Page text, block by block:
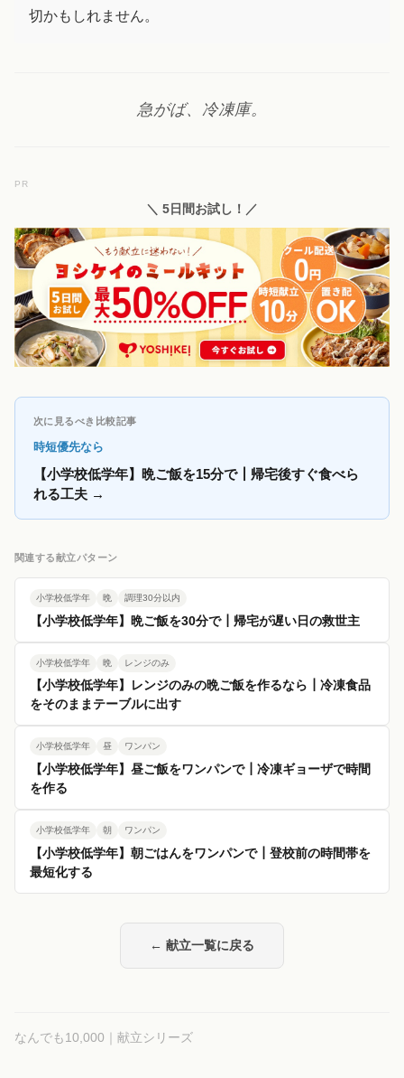
切かもしれません。
急がば、冷凍庫。
PR
＼ 5日間お試し！／
次に見るべき比較記事
時短優先なら
【小学校低学年】晩ご飯を15分で┃帰宅後すぐ食べら
れる工夫 →
関連する献立パターン
小学校低学年 晩 調理30分以内
【小学校低学年】晩ご飯を30分で┃帰宅が遅い日の救世主
小学校低学年 晩 レンジのみ
【小学校低学年】レンジのみの晩ご飯を作るなら┃冷凍食品
をそのままテーブルに出す
小学校低学年 昼 ワンパン
【小学校低学年】昼ご飯をワンパンで┃冷凍ギョーザで時間
を作る
小学校低学年 朝 ワンパン
【小学校低学年】朝ごはんをワンパンで┃登校前の時間帯を
最短化する
← 献立一覧に戻る
なんでも10,000｜献立シリーズ